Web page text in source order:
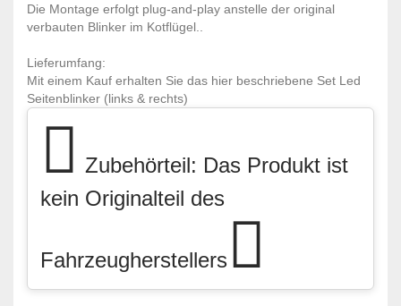
Die Montage erfolgt plug-and-play anstelle der original
verbauten Blinker im Kotflügel..
Lieferumfang:
Mit einem Kauf erhalten Sie das hier beschriebene Set Led
Seitenblinker (links & rechts)
Zubehörteil: Das Produkt ist
kein Originalteil des
Fahrzeugherstellers